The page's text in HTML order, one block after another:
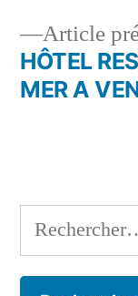
l’article
Article
HÔTEL
MER A
Rechercher :